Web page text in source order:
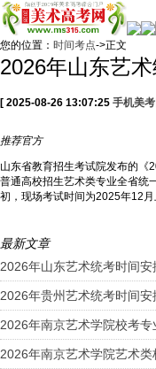
您的位置： 时间考点->正文
2026年山东艺
[ 2025-08-26 13:07:25 手机美考
推荐官方
山东省教育招生考试院发布的《
普通高校招生艺术类专业全省统
初，现场考试时间为2025年12月
最新文章
2026年山东艺术统考时间安
2026年贵州艺术统考时间安
2026年南京艺术学院校考专
2026年南京艺术学院艺术类